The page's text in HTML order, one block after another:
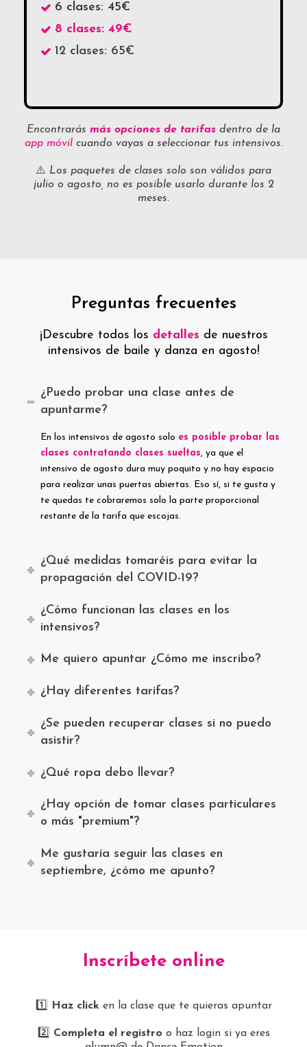
6 clases: 45€
8 clases: 49€
12 clases: 65€
Encontrarás más opciones de tarifas dentro de la
app móvilcuando vayas a seleccionar tus intensivos.
⚠️ Los paquetes de clases solo son válidos para
julio o agosto, no es posible usarlo durante los 2
meses.
Preguntas frecuentes
¡Descubre todos los detalles de nuestros
intensivos de baile y danza en agosto!
¿Puedo probar una clase antes de
apuntarme?
En los intensivos de agosto solo es posible probar las
clases contratando clases sueltas, ya que el
intensivo de agosto dura muy poquito y no hay espacio
para realizar unas puertas abiertas. Eso sí, si te gusta y
te quedas te cobraremos solo la parte proporcional
restante de la tarifa que escojas.
¿Qué medidas tomaréis para evitar la
propagación del COVID-19?
¿Cómo funcionan las clases en los
intensivos?
Me quiero apuntar ¿Cómo me inscribo?
¿Hay diferentes tarifas?
¿Se pueden recuperar clases si no puedo
asistir?
¿Qué ropa debo llevar?
¿Hay opción de tomar clases particulares
o más "premium"?
Me gustaría seguir las clases en
septiembre, ¿cómo me apunto?
Inscríbete online
1️⃣ Haz click en la clase que te quieras apuntar
2️⃣ Completa el registro o haz login si ya eres